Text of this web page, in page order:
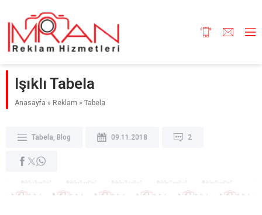
Işıklı Tabela
Anasayfa » Reklam » Tabela
Tabela, Blog 09.11.2018 2